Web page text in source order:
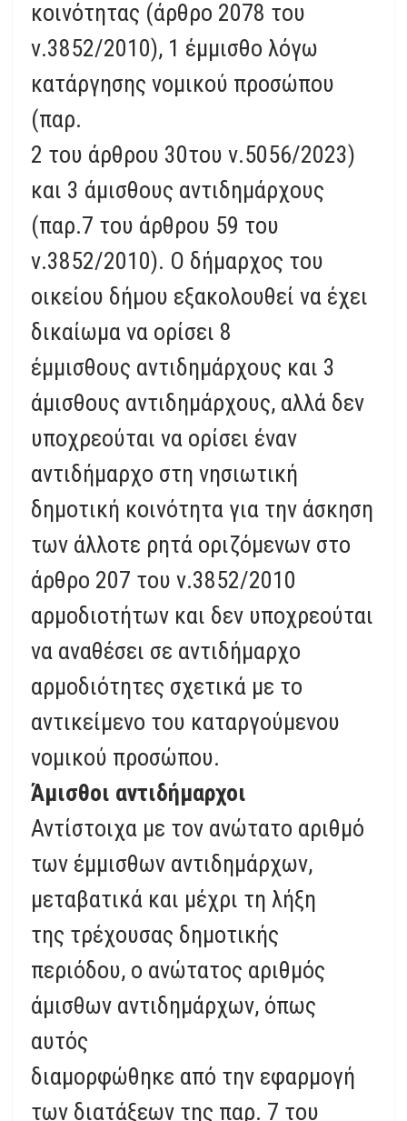
κοινότητας (άρθρο 2078 του
ν.3852/2010), 1 έμμισθο λόγω
κατάργησης νομικού προσώπου
(παρ.
2 του άρθρου 30του ν.5056/2023)
και 3 άμισθους αντιδημάρχους
(παρ.7 του άρθρου 59 του
ν.3852/2010). Ο δήμαρχος του
οικείου δήμου εξακολουθεί να έχει
δικαίωμα να ορίσει 8
έμμισθους αντιδημάρχους και 3
άμισθους αντιδημάρχους, αλλά δεν
υποχρεούται να ορίσει έναν
αντιδήμαρχο στη νησιωτική
δημοτική κοινότητα για την άσκηση
των άλλοτε ρητά οριζόμενων στο
άρθρο 207 του ν.3852/2010
αρμοδιοτήτων και δεν υποχρεούται
να αναθέσει σε αντιδήμαρχο
αρμοδιότητες σχετικά με το
αντικείμενο του καταργούμενου
νομικού προσώπου.
Άμισθοι αντιδήμαρχοι
Αντίστοιχα με τον ανώτατο αριθμό
των έμμισθων αντιδημάρχων,
μεταβατικά και μέχρι τη λήξη
της τρέχουσας δημοτικής
περιόδου, ο ανώτατος αριθμός
άμισθων αντιδημάρχων, όπως
αυτός
διαμορφώθηκε από την εφαρμογή
των διατάξεων της παρ. 7 του